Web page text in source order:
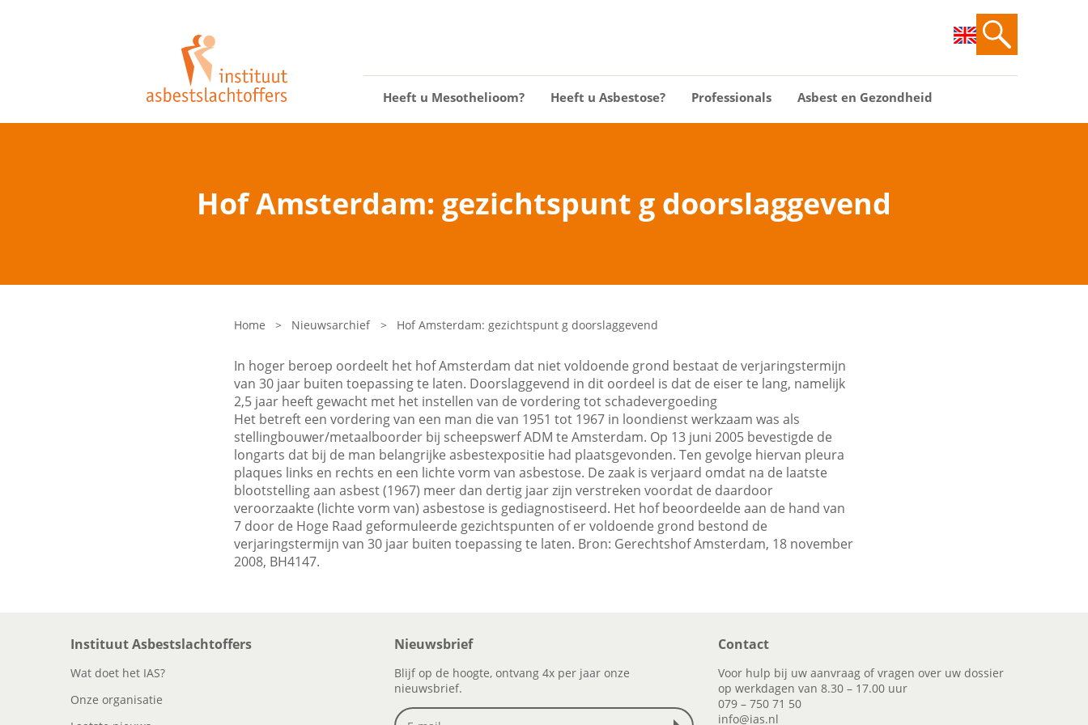
Heeft u Mesothelioom? Heeft u Asbestose? Professionals Asbest en Gezondheid
Hof Amsterdam: gezichtspunt g doorslaggevend
Home > Nieuwsarchief > Hof Amsterdam: gezichtspunt g doorslaggevend
In hoger beroep oordeelt het hof Amsterdam dat niet voldoende grond bestaat de verjaringstermijn
van 30 jaar buiten toepassing te laten. Doorslaggevend in dit oordeel is dat de eiser te lang, namelijk
2,5 jaar heeft gewacht met het instellen van de vordering tot schadevergoeding
Het betreft een vordering van een man die van 1951 tot 1967 in loondienst werkzaam was als
stellingbouwer/metaalboorder bij scheepswerf ADM te Amsterdam. Op 13 juni 2005 bevestigde de
longarts dat bij de man belangrijke asbestexpositie had plaatsgevonden. Ten gevolge hiervan pleura
plaques links en rechts en een lichte vorm van asbestose. De zaak is verjaard omdat na de laatste
blootstelling aan asbest (1967) meer dan dertig jaar zijn verstreken voordat de daardoor
veroorzaakte (lichte vorm van) asbestose is gediagnostiseerd. Het hof beoordeelde aan de hand van
7 door de Hoge Raad geformuleerde gezichtspunten of er voldoende grond bestond de
verjaringstermijn van 30 jaar buiten toepassing te laten. Bron: Gerechtshof Amsterdam, 18 november
2008, BH4147.
Instituut Asbestslachtoffers
Wat doet het IAS?
Onze organisatie
Nieuwsbrief
Blijf op de hoogte, ontvang 4x per jaar onze
nieuwsbrief.
Contact
Voor hulp bij uw aanvraag of vragen over uw dossier
op werkdagen van 8.30 – 17.00 uur
079 – 750 71 50
info@ias.nl